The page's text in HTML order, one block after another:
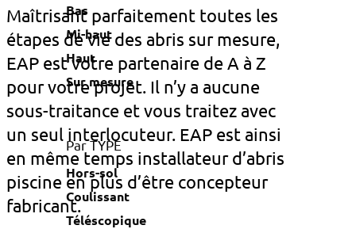
Bas
Mi-haut
Haut
Sur mesure
Par TYPE
Hors-sol
Coulissant
Téléscopique
Maîtrisant parfaitement toutes les
étapes de vie des abris sur mesure,
EAP est votre partenaire de A à Z
pour votre projet. Il n’y a aucune
sous-traitance et vous traitez avec
un seul interlocuteur. EAP est ainsi
en même temps installateur d’abris
piscine en plus d’être concepteur
fabricant.